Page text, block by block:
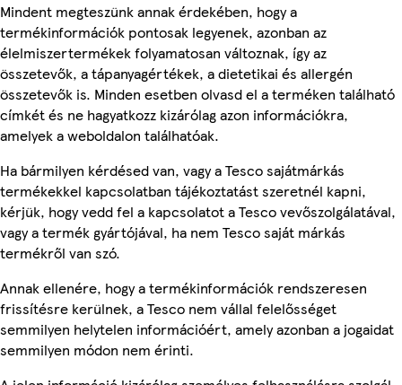
Mindent megteszünk annak érdekében, hogy a
termékinformációk pontosak legyenek, azonban az
élelmiszertermékek folyamatosan változnak, így az
összetevők, a tápanyagértékek, a dietetikai és allergén
összetevők is. Minden esetben olvasd el a terméken található
címkét és ne hagyatkozz kizárólag azon információkra,
amelyek a weboldalon találhatóak.
Ha bármilyen kérdésed van, vagy a Tesco sajátmárkás
termékekkel kapcsolatban tájékoztatást szeretnél kapni,
kérjük, hogy vedd fel a kapcsolatot a Tesco vevőszolgálatával,
vagy a termék gyártójával, ha nem Tesco saját márkás
termékről van szó.
Annak ellenére, hogy a termékinformációk rendszeresen
frissítésre kerülnek, a Tesco nem vállal felelősséget
semmilyen helytelen információért, amely azonban a jogaidat
semmilyen módon nem érinti.